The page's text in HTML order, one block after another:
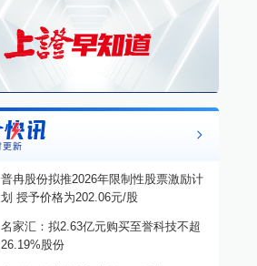
普冉股份拟推2026年限制性股票激励计
划 授予价格为202.06元/股
名家汇：拟2.63亿元购买至誉科技不超
26.19%股份